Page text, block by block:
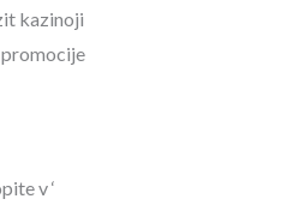
kazinoji
promocije
v ‘